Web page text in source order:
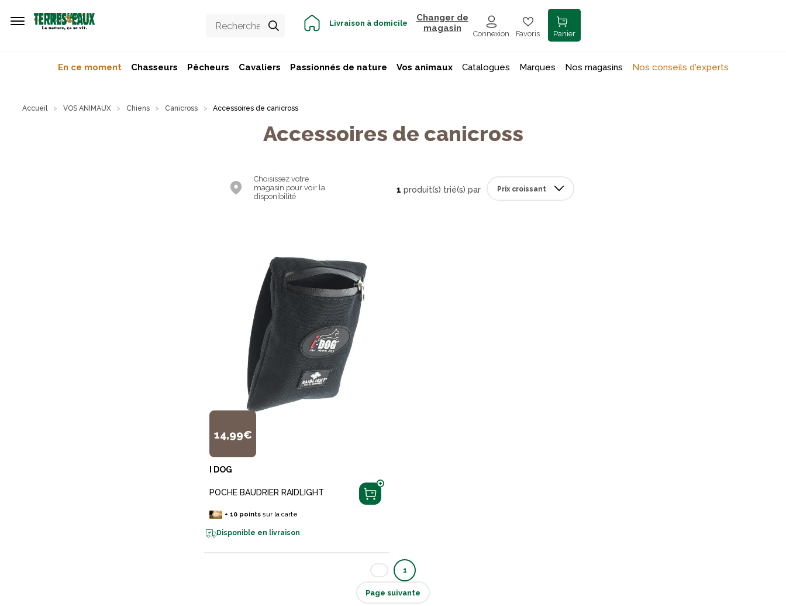
Livraison à domicile
Changer de
magasin
Connexion Favoris Panier
En ce moment Chasseurs Pêcheurs Cavaliers Passionnés de nature Vos animaux Catalogues Marques Nos magasins Nos conseils d'experts
Accueil VOS ANIMAUX Chiens Canicross Accessoires de canicross
Accessoires de canicross
Choisissez votre
magasin pour voir la
disponibilité
1 produit(s) trié(s) par
14,99€
I DOG
POCHE BAUDRIER RAIDLIGHT
+10 points sur la carte
Disponible en livraison
1
Page suivante